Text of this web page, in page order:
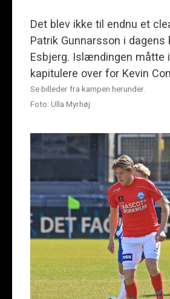
Det blev ikke til endnu et
Patrik Gunnarsson i dagens
Esbjerg. Islændingen måtte
kapitulere over for Kevin
Se billeder fra kampen herunder.
Foto: Ulla Myrhøj